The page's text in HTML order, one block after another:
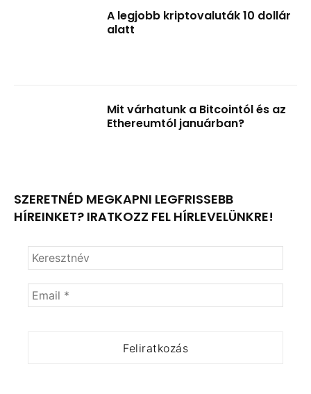
A legjobb kriptovaluták 10 dollár
alatt
Mit várhatunk a Bitcointól és az
Ethereumtól januárban?
SZERETNÉD MEGKAPNI LEGFRISSEBB
HÍREINKET? IRATKOZZ FEL HÍRLEVELÜNKRE!